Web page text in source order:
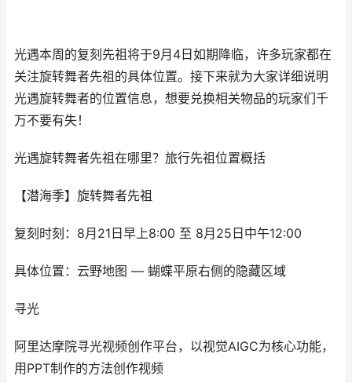
光遇本周的复刻先祖将于9月4日如期降临，许多玩家都在
关注旋转舞者先祖的具体位置。接下来就为大家详细说明
光遇旋转舞者的位置信息，想要兑换相关物品的玩家们千
万不要有失！
光遇旋转舞者先祖在哪里？旅行先祖位置概括
【潜海季】旋转舞者先祖
复刻时刻：8月21日早上8:00 至 8月25日中午12:00
具体位置：云野地图 — 蝴蝶平原右侧的隐藏区域
寻光
阿里达摩院寻光视频创作平台，以视觉AIGC为核心功能，
用PPT制作的方法创作视频